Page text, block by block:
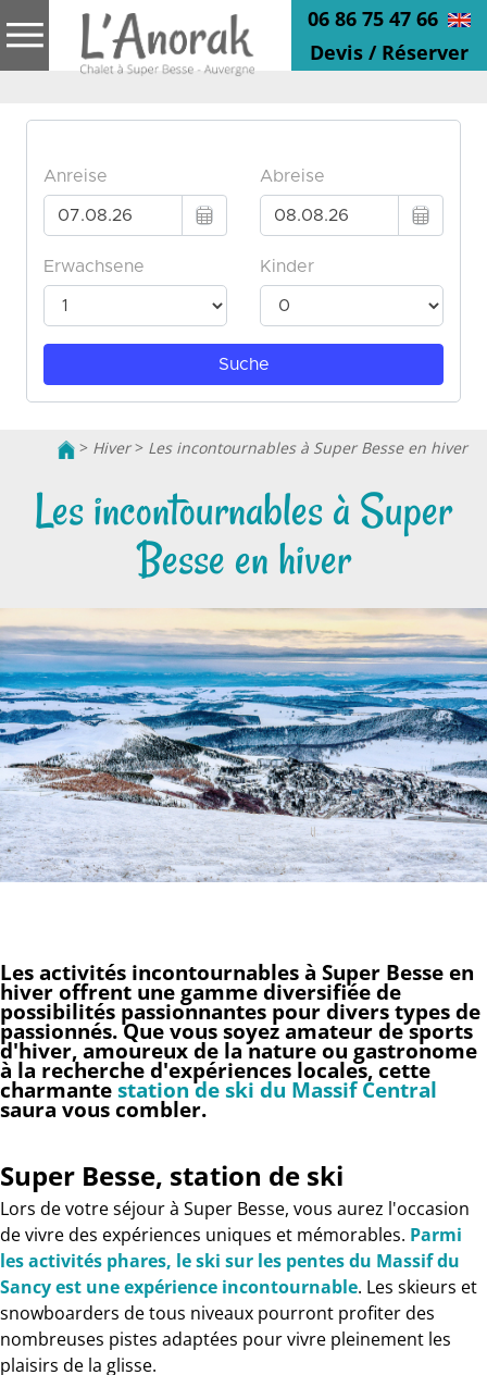
06 86 75 47 66
Devis / Réserver
> Hiver> Les incontournables à Super Besse en hiver
Les incontournables à Super
Besse en hiver
Les activités incontournables à Super Besse en
hiver offrent une gamme diversifiée de
possibilités passionnantes pour divers types de
passionnés. Que vous soyez amateur de sports
d'hiver, amoureux de la nature ou gastronome
à la recherche d'expériences locales, cette
charmante station de ski du Massif Central
saura vous combler.
Super Besse, station de ski
Lors de votre séjour à Super Besse, vous aurez l'occasion
de vivre des expériences uniques et mémorables. Parmi
les activités phares, le ski sur les pentes du Massif du
Sancy est une expérience incontournable. Les skieurs et
snowboarders de tous niveaux pourront profiter des
nombreuses pistes adaptées pour vivre pleinement les
plaisirs de la glisse.